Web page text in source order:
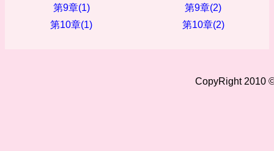
第9章(1)
第9章(2)
第10章(1)
第10章(2)
CopyRight 2010